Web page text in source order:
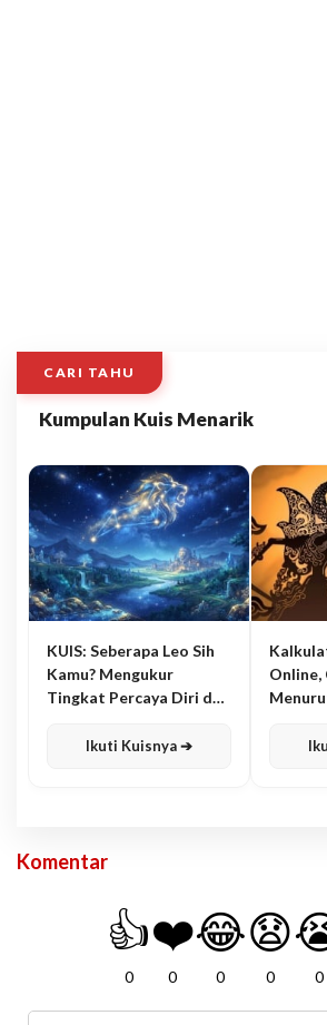
CARI TAHU
Kumpulan Kuis Menarik
KUIS: Seberapa Leo Sih
Kamu? Mengukur
Tingkat Percaya Diri dan
Ikuti Kuisnya ➔
Online,
Komentar
👍
0
❤️
0
😂
0
😧
0 0